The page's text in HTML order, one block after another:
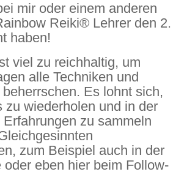
mir oder einem anderen
Reiki® Lehrer den 2.
haben!
viel zu reichhaltig, um
alle Techniken und
Es lohnt sich,
zu wiederholen und in der
zu sammeln
zum Beispiel auch in der
oder eben hier beim Follow-